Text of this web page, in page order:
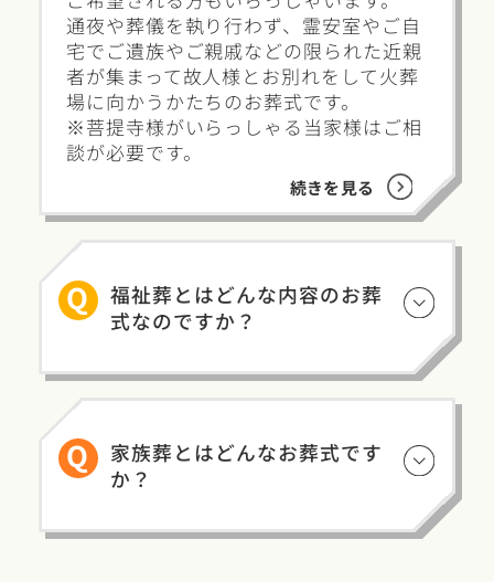
通夜や葬儀を執り行わず、霊安室やご自
宅でご遺族やご親戚などの限られた近親
者が集まって故人様とお別れをして火葬
場に向かうかたちのお葬式です。
※菩提寺様がいらっしゃる当家様はご相
談が必要です。
続きを見る
Q
福祉葬とはどんな内容のお葬
式なのですか？
Q
家族葬とはどんなお葬式です
か？